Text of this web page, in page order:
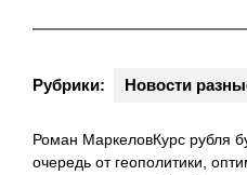
Рубрики: Новости
Роман МаркеловКурс рубля
очередь от геополитики,